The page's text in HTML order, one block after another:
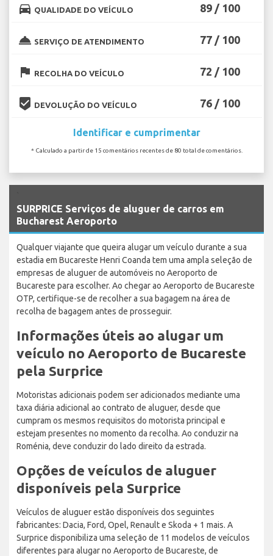
directions_car QUALIDADE DO VEÍCULO 89 / 100
room_service SERVIÇO DE ATENDIMENTO 77 / 100
flag RECOLHA DO VEÍCULO 72 / 100
beenhere DEVOLUÇÃO DO VEÍCULO 76 / 100
Identificar e cumprimentar
* Calculado a partir de 15 comentários recentes de 80 total de comentários.
SURPRICE Serviços de aluguer de carros em
Bucharest Aeroporto
Qualquer viajante que queira alugar um veículo durante a sua
estadia em Bucareste Henri Coanda tem uma ampla seleção de
empresas de aluguer de automóveis no Aeroporto de
Bucareste para escolher. Ao chegar ao Aeroporto de Bucareste
OTP, certifique-se de recolher a sua bagagem na área de
recolha de bagagem antes de prosseguir.
Informações úteis ao alugar um
veículo no Aeroporto de Bucareste
pela Surprice
Motoristas adicionais podem ser adicionados mediante uma
taxa diária adicional ao contrato de aluguer, desde que
cumpram os mesmos requisitos do motorista principal e
estejam presentes no momento da recolha. Ao conduzir na
Roménia, deve conduzir do lado direito da estrada.
Opções de veículos de aluguer
disponíveis pela Surprice
Veículos de aluguer estão disponíveis dos seguintes
fabricantes: Dacia, Ford, Opel, Renault e Skoda + 1 mais. A
Surprice disponibiliza uma seleção de 11 modelos de veículos
diferentes para alugar no Aeroporto de Bucareste, de